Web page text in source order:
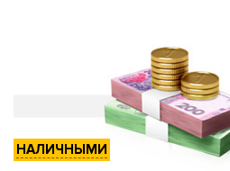
НАЛИЧНЫМИ